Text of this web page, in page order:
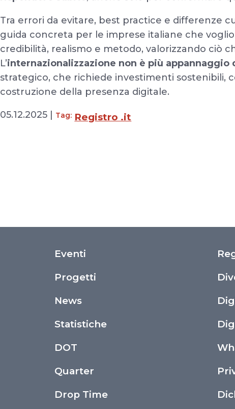
Tra errori da evitare, best practice e differenze
guida concreta per le imprese italiane che
credibilità, realismo e metodo, valorizzando ciò
L’internazionalizzazione non è più appannaggio
strategico, che richiede investimenti sostenibili,
costruzione della presenza digitale.
05.12.2025 | Tag: Registro .it
Eventi
Progetti
News
Statistiche
DOT
Quarter
Drop Time